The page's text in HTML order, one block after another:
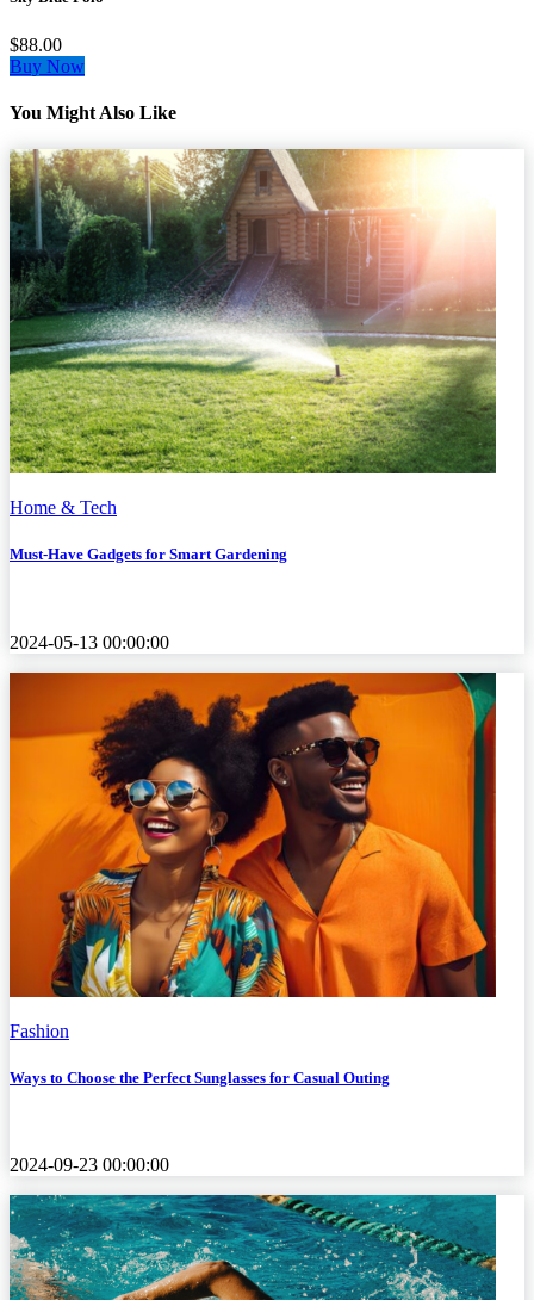
$88.00
Buy Now
You Might Also Like
Home & Tech
Must-Have Gadgets for Smart Gardening
2024-05-13 00:00:00
Fashion
Ways to Choose the Perfect Sunglasses for Casual Outing
2024-09-23 00:00:00